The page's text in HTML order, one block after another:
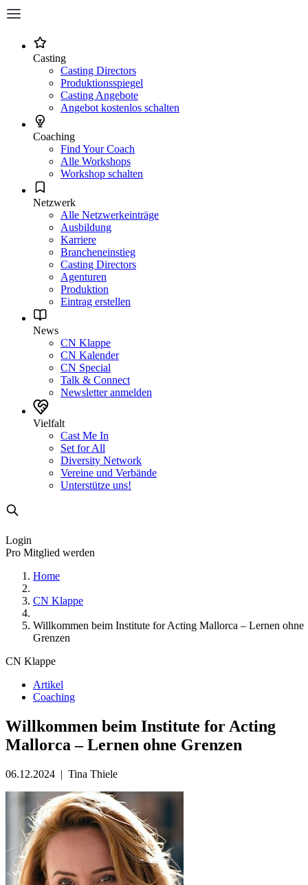
Casting
Casting Directors
Produktionsspiegel
Casting Angebote
Angebot kostenlos schalten
Coaching
Find Your Coach
Alle Workshops
Workshop schalten
Netzwerk
Alle Netzwerkeinträge
Ausbildung
Karriere
Brancheneinstieg
Casting Directors
Agenturen
Produktion
Eintrag erstellen
News
CN Klappe
CN Kalender
CN Special
Talk & Connect
Newsletter anmelden
Vielfalt
Cast Me In
Set for All
Diversity Network
Vereine und Verbände
Unterstütze uns!
Login
Pro Mitglied werden
Home
CN Klappe
Willkommen beim Institute for Acting Mallorca – Lernen ohne
Grenzen
CN Klappe
Artikel
Coaching
Willkommen beim Institute for Acting
Mallorca – Lernen ohne Grenzen
06.12.2024 | Tina Thiele